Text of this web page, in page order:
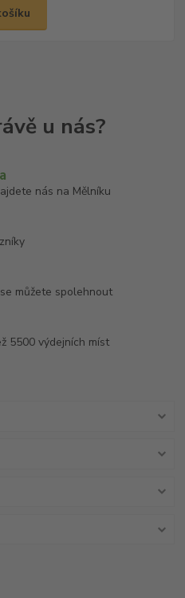
nás na Mělníku
můžete spolehnout
5500 výdejních míst